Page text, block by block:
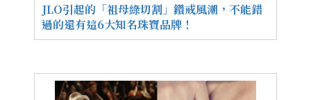
JLO引起的「祖母綠切割」鑽戒風潮，不能錯
過的還有這6大知名珠寶品牌！